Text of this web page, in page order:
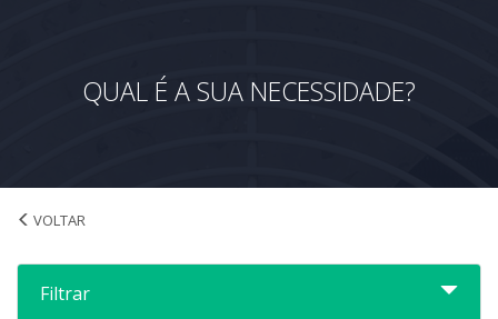
QUAL É A SUA NECESSIDADE?
INICIO
Filtrar